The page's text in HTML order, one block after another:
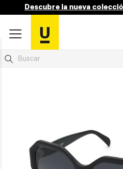
Descubre la nueva